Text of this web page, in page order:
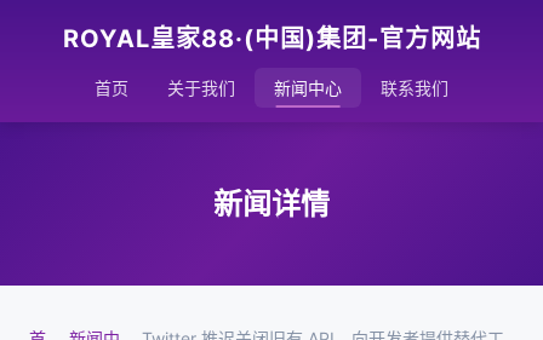
ROYAL皇家88·(中国)集团-官方网站
首页 关于我们 新闻中心 联系我们
新闻详情